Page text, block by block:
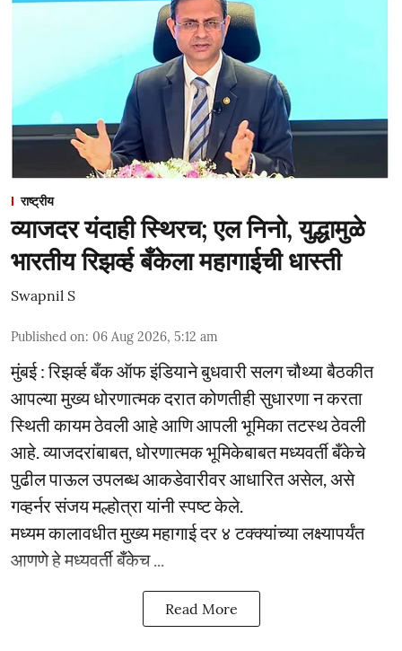
राष्ट्रीय
व्याजदर यंदाही स्थिरच; एल निनो, युद्धामुळे
भारतीय रिझर्व्ह बँकेला महागाईची धास्ती
Swapnil S
Published on: 06 Aug 2026, 5:12 am
मुंबई : रिझर्व्ह बँक ऑफ इंडियाने बुधवारी सलग चौथ्या बैठकीत
आपल्या मुख्य धोरणात्मक दरात कोणतीही सुधारणा न करता
स्थिती कायम ठेवली आहे आणि आपली भूमिका तटस्थ ठेवली
आहे. व्याजदरांबाबत, धोरणात्मक भूमिकेबाबत मध्यवर्ती बँकेचे
पुढील पाऊल उपलब्ध आकडेवारीवर आधारित असेल, असे
गव्हर्नर संजय मल्होत्रा यांनी स्पष्ट केले.
मध्यम कालावधीत मुख्य महागाई दर ४ टक्क्यांच्या लक्ष्यापर्यंत
आणणे हे मध्यवर्ती बँकेच ...
Read More